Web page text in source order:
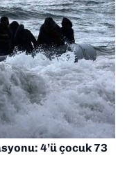
4’ü çocuk 73